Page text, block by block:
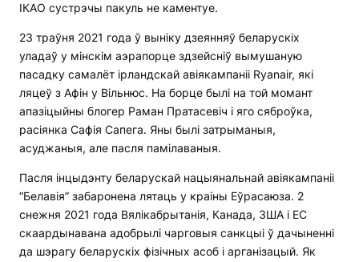
ІКАО сустрэчы пакуль не каментуе.
23 траўня 2021 года ў выніку дзеянняў беларускіх
уладаў у мінскім аэрапорце здзейсніў вымушаную
пасадку самалёт ірландскай авіякампаніі Ryanair, які
ляцеў з Афін у Вільнюс. На борце былі на той момант
апазіцыйны блогер Раман Пратасевіч і яго сяброўка,
расіянка Сафія Сапега. Яны былі затрыманыя,
асуджаныя, але пасля памілаваныя.
Пасля інцыдэнту беларускай нацыянальнай авіякампаніі
“Белавія” забаронена лятаць у краіны Еўрасаюза. 2
снежня 2021 года Вялікабрытанія, Канада, ЗША і ЕС
скаардынавана адобрылі чарговыя санкцыі ў дачыненні
да шэрагу беларускіх фізічных асоб і арганізацый. Як